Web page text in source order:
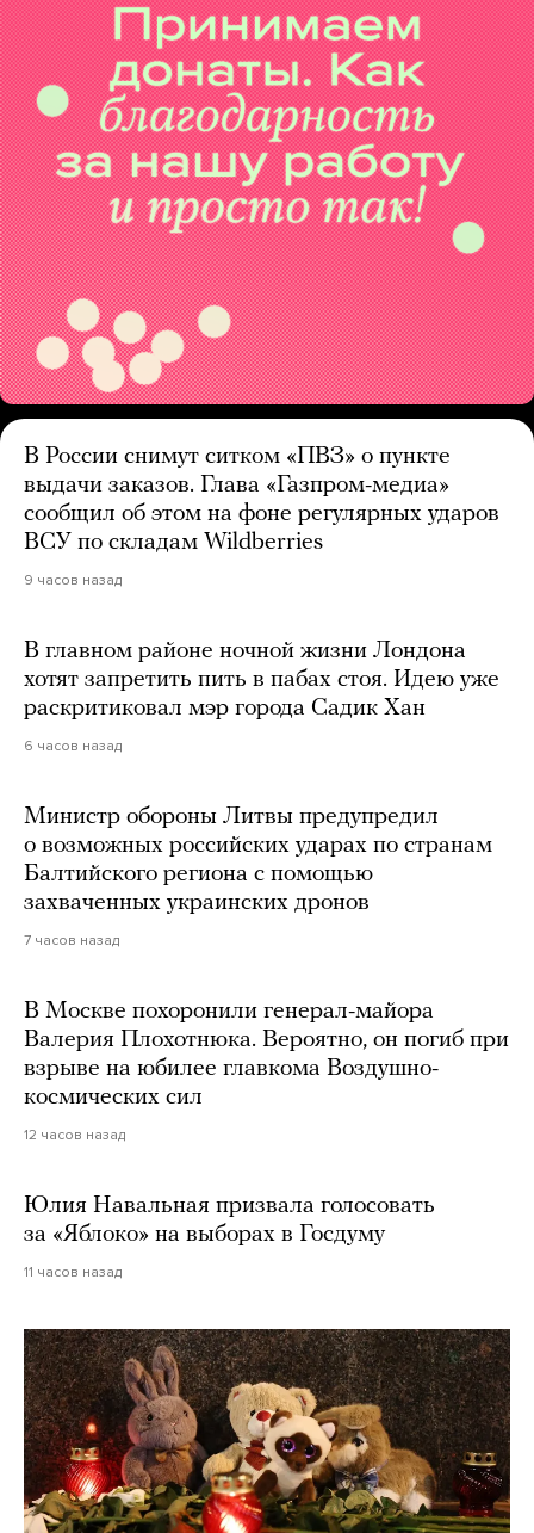
В России снимут ситком «ПВЗ» о пункте
выдачи заказов. Глава «Газпром-медиа»
сообщил об этом на фоне регулярных ударов
ВСУ по складам Wildberries
9 часов назад
В главном районе ночной жизни Лондона
хотят запретить пить в пабах стоя. Идею уже
раскритиковал мэр города Садик Хан
6 часов назад
Министр обороны Литвы предупредил
о возможных российских ударах по странам
Балтийского региона с помощью
захваченных украинских дронов
7 часов назад
В Москве похоронили генерал-майора
Валерия Плохотнюка. Вероятно, он погиб при
взрыве на юбилее главкома Воздушно-
космических сил
12 часов назад
Юлия Навальная призвала голосовать
за «Яблоко» на выборах в Госдуму
11 часов назад